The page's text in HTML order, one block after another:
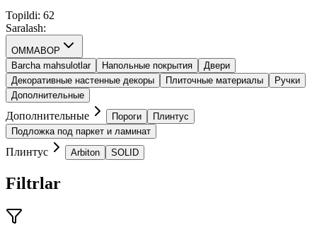
Topildi: 62
Saralash:
OMMABOP
Barcha mahsulotlar
Напольные покрытия
Двери
Декоративные настенные декоры
Плиточные материалы
Ручки
Дополнительные
Дополнительные Пороги
Плинтус
Подложка под паркет и ламинат
Плинтус Arbiton SOLID
Filtrlar